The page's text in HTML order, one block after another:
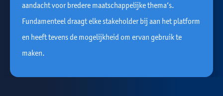
aandacht voor bredere maatschappelijke thema’s.
Fundamenteel draagt elke stakeholder bij aan het platform
en heeft tevens de mogelijkheid om ervan gebruik te
maken.